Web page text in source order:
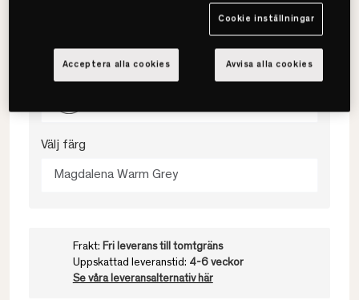
Välj storlek
Välj färg
Magdalena Warm Grey
Frakt: Fri leverans till tomtgräns
Uppskattad leveranstid: 4-6 veckor
Se våra leveransalternativ här
Cookie inställningar
Avvisa alla cookies
Acceptera alla cookies